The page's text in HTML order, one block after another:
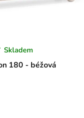
180 - béžová
Skladem